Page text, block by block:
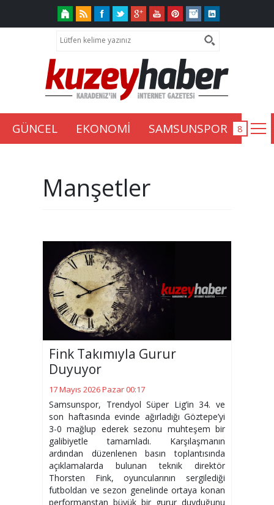
GÜNCEL EKONOMİ SAMSUNSPOR
Manşetler
Fink Takımıyla Gurur
Duyuyor
17 Mayıs 2026 Pazar 00:17
Samsunspor, Trendyol Süper Lig’in 34. ve
son haftasında evinde ağırladığı Göztepe’yi
3-0 mağlup ederek sezonu muhteşem bir
galibiyetle tamamladı. Karşılaşmanın
ardından düzenlenen basın toplantısında
açıklamalarda bulunan teknik direktör
Thorsten Fink, oyuncularının sergilediği
futboldan ve sezon genelinde ortaya konan
performanstan büyük bir gurur duyduğunu